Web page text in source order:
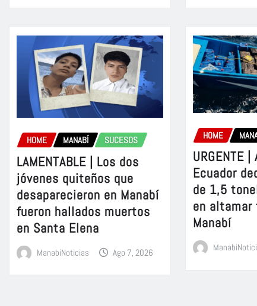
HOME MANABÍ SUCESOS
LAMENTABLE | Los dos
jóvenes quiteños que
desaparecieron en Manabí
fueron hallados muertos
en Santa Elena
ManabiNoticias Ago 7, 2026
HOME
URGENTE
Ecuador
de 1,5
en altamar
Manabí